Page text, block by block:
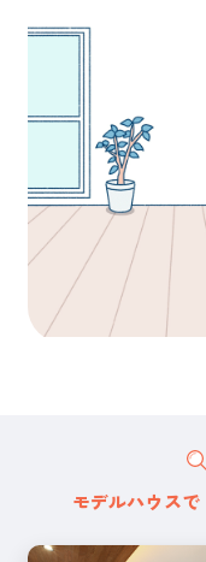
モデルハウスで